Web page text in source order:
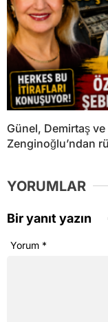
Günel, Demirtaş ve
Zenginoğlu’ndan
YORUMLAR
Bir yanıt yazın
Yorum *